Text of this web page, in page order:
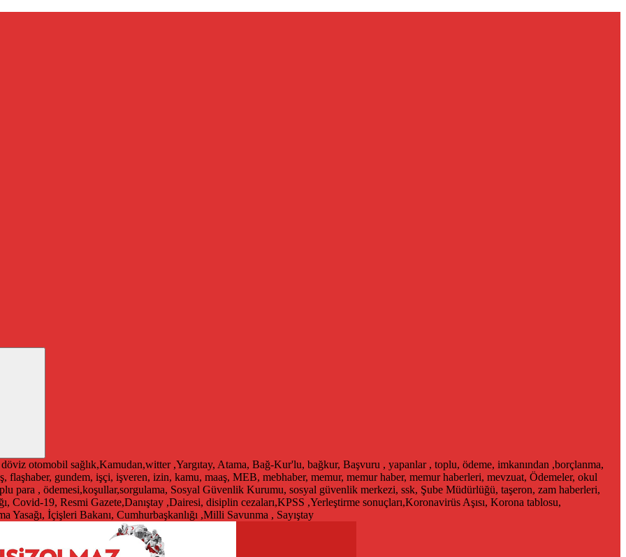
otomobil sağlık,Kamudan,witter ,Yargıtay, Atama, Bağ-Kur'lu, bağkur, Başvuru , yapanlar , toplu, ödeme, imkanından ,borçlanma,
gundem, işçi, işveren, izin, kamu, maaş, MEB, mebhaber, memur, memur haber, memur haberleri, mevzuat, Ödemeler, okul
para , ödemesi,koşullar,sorgulama, Sosyal Güvenlik Kurumu, sosyal güvenlik merkezi, ssk, Şube Müdürlüğü, taşeron, zam haberleri,
19, Resmi Gazete,Danıştay ,Dairesi, disiplin cezaları,KPSS ,Yerleştirme sonuçları,Koronavirüs Aşısı, Korona tablosu,
İçişleri Bakanı, Cumhurbaşkanlığı ,Milli Savunma , Sayıştay